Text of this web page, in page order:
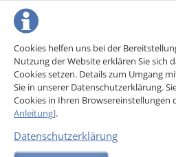
Cookies helfen uns bei der
Nutzung der Website erklären Sie sich
Cookies setzen. Details zum Umgang
Sie in unserer Datenschutzerklärung.
Cookies in Ihren Browsereinstellungen
Anleitung].
Datenschutzerklärung